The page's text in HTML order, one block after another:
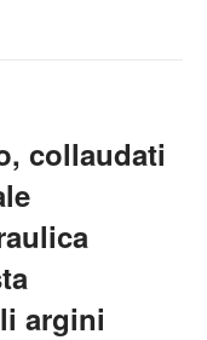
collaudati
argini